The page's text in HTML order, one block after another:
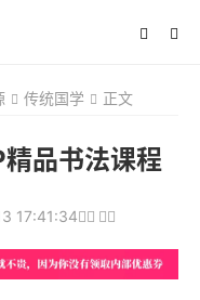
传统国学 正文
品书法课程
17:41:34